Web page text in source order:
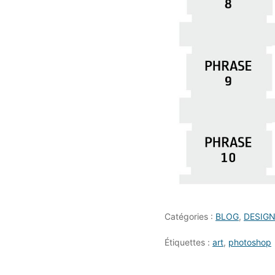
Catégories : BLOG, DESIGN
Étiquettes : art, photoshop